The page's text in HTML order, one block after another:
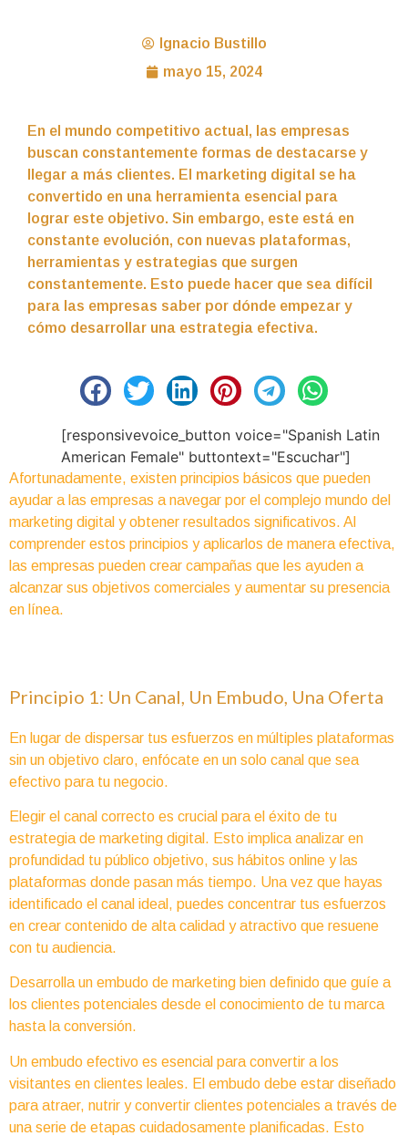
Ignacio Bustillo
mayo 15, 2024
En el mundo competitivo actual, las empresas
buscan constantemente formas de destacarse y
llegar a más clientes. El marketing digital se ha
convertido en una herramienta esencial para
lograr este objetivo. Sin embargo, este está en
constante evolución, con nuevas plataformas,
herramientas y estrategias que surgen
constantemente. Esto puede hacer que sea difícil
para las empresas saber por dónde empezar y
cómo desarrollar una estrategia efectiva.
[responsivevoice_button voice="Spanish Latin
American Female" buttontext="Escuchar"]
Afortunadamente, existen principios básicos que pueden
ayudar a las empresas a navegar por el complejo mundo del
marketing digital y obtener resultados significativos. Al
comprender estos principios y aplicarlos de manera efectiva,
las empresas pueden crear campañas que les ayuden a
alcanzar sus objetivos comerciales y aumentar su presencia
en línea.
Principio 1: Un Canal, Un Embudo, Una Oferta
En lugar de dispersar tus esfuerzos en múltiples plataformas
sin un objetivo claro, enfócate en un solo canal que sea
efectivo para tu negocio.
Elegir el canal correcto es crucial para el éxito de tu
estrategia de marketing digital. Esto implica analizar en
profundidad tu público objetivo, sus hábitos online y las
plataformas donde pasan más tiempo. Una vez que hayas
identificado el canal ideal, puedes concentrar tus esfuerzos
en crear contenido de alta calidad y atractivo que resuene
con tu audiencia.
Desarrolla un embudo de marketing bien definido que guíe a
los clientes potenciales desde el conocimiento de tu marca
hasta la conversión.
Un embudo efectivo es esencial para convertir a los
visitantes en clientes leales. El embudo debe estar diseñado
para atraer, nutrir y convertir clientes potenciales a través de
una serie de etapas cuidadosamente planificadas. Esto